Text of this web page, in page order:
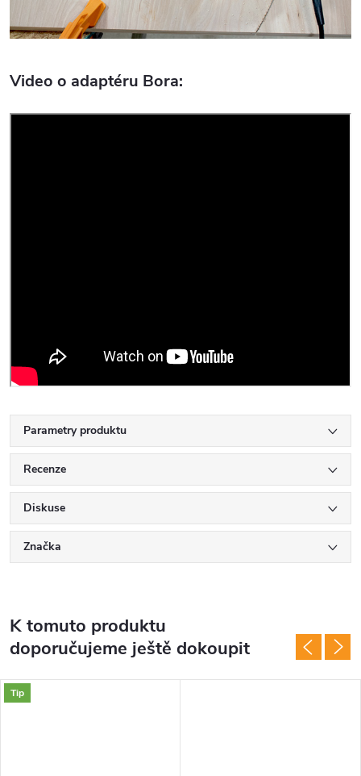
Video o adaptéru Bora:
Parametry produktu
Recenze
Diskuse
Značka
K tomuto produktu
doporučujeme ještě dokoupit
Tip